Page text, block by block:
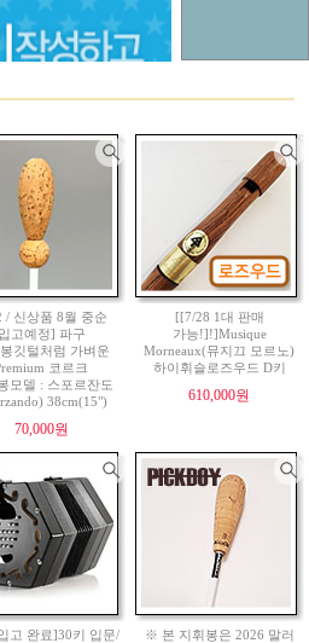
/ 신상품 8월 중순
입고예정] 파구
깃털처럼 가벼운
코르크
모델 : 스포르잔도
38cm(15")
70,000원
[[7/28 1대 판매
가능!]!]Musique
Morneaux(뮤지끄 모르노)
하이휘슬로즈우드 D키
610,000원
고 완료]30키 입문/
※ 본 지휘봉은 2026 말러